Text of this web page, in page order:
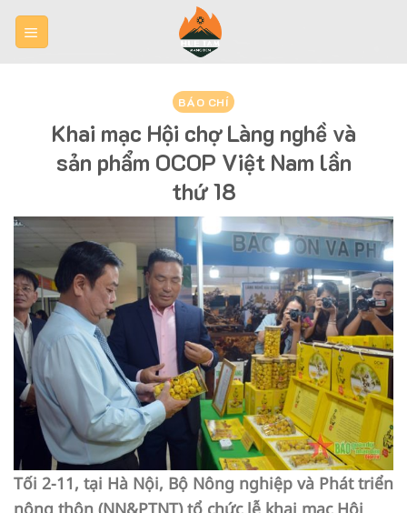
Skip
BÁO CHÍ
Khai mạc Hội chợ Làng nghề và
sản phẩm OCOP Việt Nam lần
thứ 18
Tối 2-11, tại Hà Nội, Bộ Nông nghiệp và Phát triển
nông thôn (NN&PTNT) tổ chức lễ khai mạc Hội